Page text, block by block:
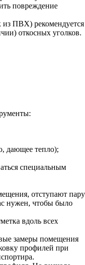
повреждение
из ПВХ) рекомендуется
откосных уголков.
дающее тепло);
специальным
отступают пару
нужен, чтобы было
вдоль всех
замеры помещения
профилей при